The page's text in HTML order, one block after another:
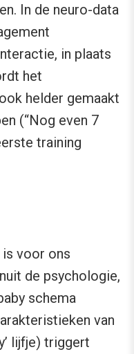
In de neuro-data
in plaats
het
helder gemaakt
(“Nog even 7
training
is voor ons
de psychologie,
schema
van
lijfje) triggert